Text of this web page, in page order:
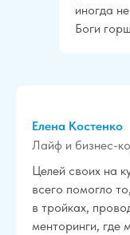
иногда
Боги
Елена Костенко
Лайф и бизнес-
Целей своих на
всего помогло
в тройках,
менторинги, где